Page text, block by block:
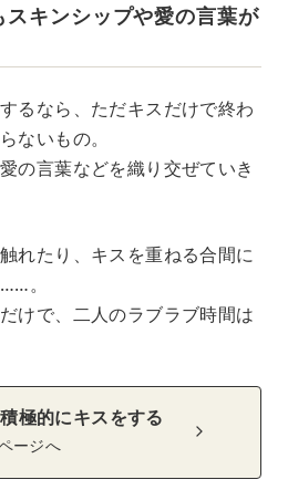
スキンシップや愛の言葉が
るなら、ただキスだけで終わ
ないもの。
の言葉などを織り交ぜていき
れたり、キスを重ねる合間に
。
けで、二人のラブラブ時間は
極的にキスをする
ージへ